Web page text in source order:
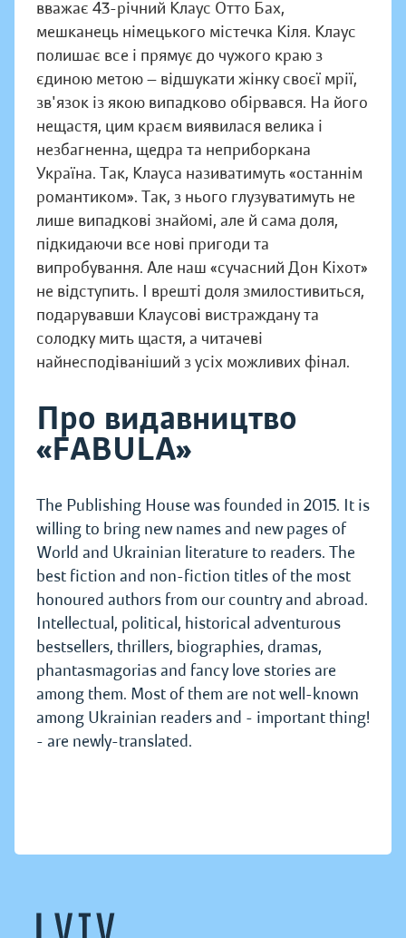
вважає 43-річний Клаус Отто Бах,
мешканець німецького містечка Кіля. Клаус
полишає все і прямує до чужого краю з
єдиною метою — відшукати жінку своєї мрії,
зв'язок із якою випадково обірвався. На його
нещастя, цим краєм виявилася велика і
незбагненна, щедра та неприборкана
Україна. Так, Клауса називатимуть «останнім
романтиком». Так, з нього глузуватимуть не
лише випадкові знайомі, але й сама доля,
підкидаючи все нові пригоди та
випробування. Але наш «сучасний Дон Кіхот»
не відступить. І врешті доля змилостивиться,
подарувавши Клаусові вистраждану та
солодку мить щастя, а читачеві
найнесподіваніший з усіх можливих фінал.
Про видавництво
«FABULA»
The Publishing House was founded in 2015. It is
willing to bring new names and new pages of
World and Ukrainian literature to readers. The
best fiction and non-fiction titles of the most
honoured authors from our country and abroad.
Intellectual, political, historical adventurous
bestsellers, thrillers, biographies, dramas,
phantasmagorias and fancy love stories are
among them. Most of them are not well-known
among Ukrainian readers and - important thing!
- are newly-translated.